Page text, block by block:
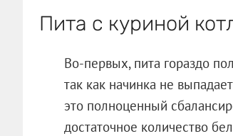
Пита с куриной
Во-первых, пита гораздо
так как начинка не
это полноценный
достаточное количество